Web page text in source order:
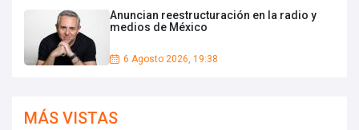
Anuncian reestructuración en la radio y
medios de México
6 Agosto 2026, 19:38
MÁS VISTAS